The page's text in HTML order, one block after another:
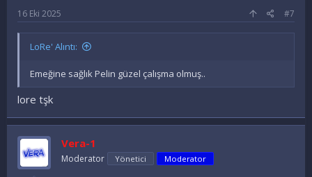
16 Eki 2025 #7
LoRe' Alıntı:
Emeğine sağlık Pelin güzel çalışma olmuş..
lore tşk
Vera-1
Moderator Yönetici Moderator